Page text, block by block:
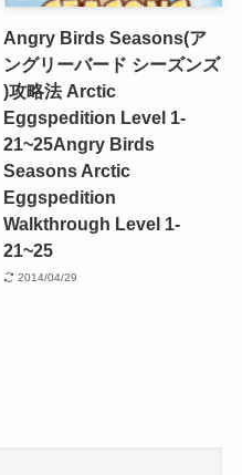
Angry Birds Seasons(ア
ングリーバード シーズンズ
)攻略法 Arctic
Eggspedition Level 1-
21~25Angry Birds
Seasons Arctic
Eggspedition
Walkthrough Level 1-
21~25
2014/04/29